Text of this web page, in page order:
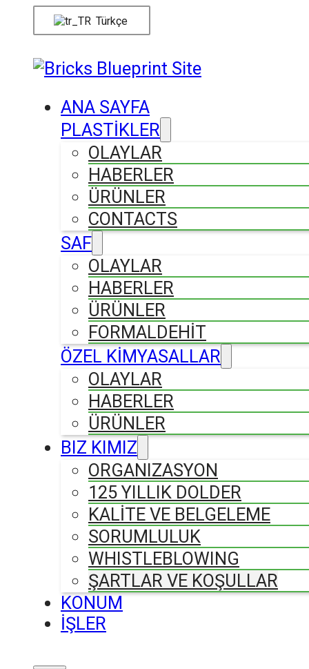
Türkçe
ANA SAYFA
PLASTİKLER
OLAYLAR
HABERLER
ÜRÜNLER
CONTACTS
SAF
OLAYLAR
HABERLER
ÜRÜNLER
FORMALDEHIT
ÖZEL KİMYASALLAR
OLAYLAR
HABERLER
ÜRÜNLER
BIZ KIMIZ
ORGANIZASYON
125 YILLIK DOLDER
KALİTE VE BELGELEME
SORUMLULUK
WHISTLEBLOWING
ŞARTLAR VE KOŞULLAR
KONUM
İŞLER